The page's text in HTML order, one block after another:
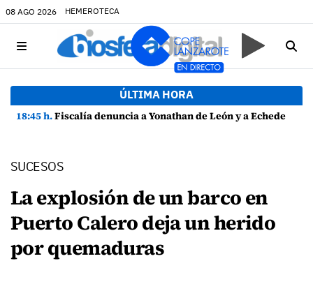
08 AGO 2026 HEMEROTECA
ÚLTIMA HORA
18:45 h.Fiscalía denuncia a Yonathan de León y a Echedey Eugenio por presuntas anomalías en contratos festivos
SUCESOS
La explosión de un barco en
Puerto Calero deja un herido
por quemaduras